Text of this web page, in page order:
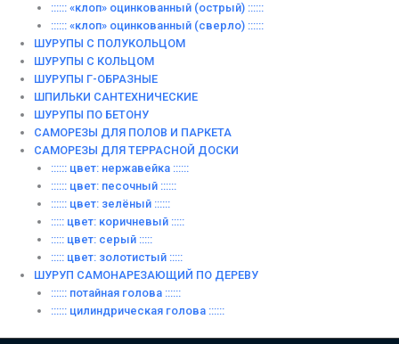
:::::: «клоп» оцинкованный (острый) ::::::
:::::: «клоп» оцинкованный (сверло) ::::::
ШУРУПЫ С ПОЛУКОЛЬЦОМ
ШУРУПЫ С КОЛЬЦОМ
ШУРУПЫ Г-ОБРАЗНЫЕ
ШПИЛЬКИ САНТЕХНИЧЕСКИЕ
ШУРУПЫ ПО БЕТОНУ
САМОРЕЗЫ ДЛЯ ПОЛОВ И ПАРКЕТА
САМОРЕЗЫ ДЛЯ ТЕРРАСНОЙ ДОСКИ
:::::: цвет: нержавейка ::::::
:::::: цвет: песочный ::::::
:::::: цвет: зелёный ::::::
::::: цвет: коричневый :::::
::::: цвет: серый :::::
::::: цвет: золотистый :::::
ШУРУП САМОНАРЕЗАЮЩИЙ ПО ДЕРЕВУ
:::::: потайная голова ::::::
:::::: цилиндрическая голова ::::::